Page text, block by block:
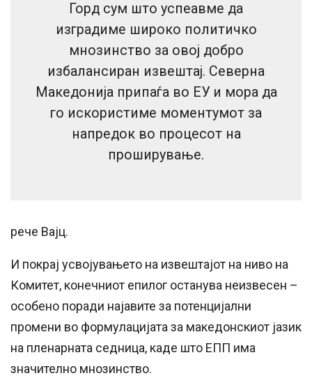
Горд сум што успеавме да
изградиме широко политичко
мнозинство за овој добро
избалансиран извештај. Северна
Македонија припаѓа во ЕУ и мора да
го искористиме моментумот за
напредок во процесот на
проширување.
рече Вајц.
И покрај усвојувањето на извештајот на ниво на
Комитет, конечниот епилог останува неизвесен –
особено поради најавите за потенцијални
промени во формулацијата за македонскиот јазик
на пленарната седница, каде што ЕПП има
значително мнозинство.